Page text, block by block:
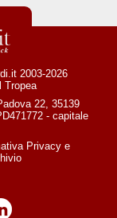
2003-2026
Tropea
22, 35139
- capitale
Privacye
LinkedIn